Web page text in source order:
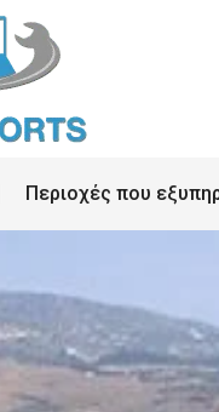
Περιοχές που
Εμάς